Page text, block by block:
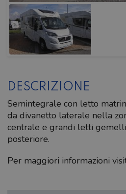
DESCRIZIONE
Semintegrale con letto
da divanetto laterale nella
centrale e grandi letti
posteriore.
Per maggiori informazioni